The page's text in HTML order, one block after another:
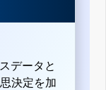
データと
決定を加